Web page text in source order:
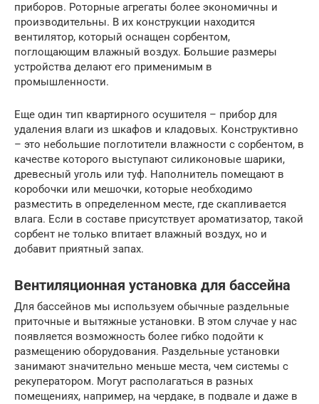
приборов. Роторные агрегаты более экономичны и
производительны. В их конструкции находится
вентилятор, который оснащен сорбентом,
поглощающим влажный воздух. Большие размеры
устройства делают его применимым в
промышленности.
Еще один тип квартирного осушителя – прибор для
удаления влаги из шкафов и кладовых. Конструктивно
– это небольшие поглотители влажности с сорбентом, в
качестве которого выступают силиконовые шарики,
древесный уголь или туф. Наполнитель помещают в
коробочки или мешочки, которые необходимо
разместить в определенном месте, где скапливается
влага. Если в составе присутствует ароматизатор, такой
сорбент не только впитает влажный воздух, но и
добавит приятный запах.
Вентиляционная установка для бассейна
Для бассейнов мы используем обычные раздельные
приточные и вытяжные установки. В этом случае у нас
появляется возможность более гибко подойти к
размещению оборудования. Раздельные установки
занимают значительно меньше места, чем системы с
рекуператором. Могут располагаться в разных
помещениях, например, на чердаке, в подвале и даже в